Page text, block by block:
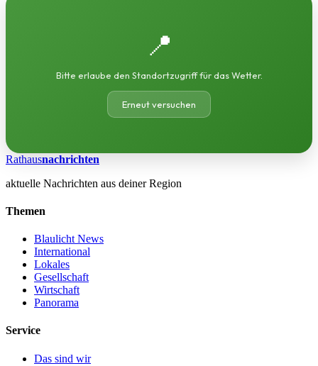
📍
Bitte erlaube den Standortzugriff für das Wetter.
Erneut versuchen
Rathausnachrichten
aktuelle Nachrichten aus deiner Region
Themen
Blaulicht News
International
Lokales
Gesellschaft
Wirtschaft
Panorama
Service
Das sind wir